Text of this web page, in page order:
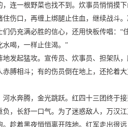
连一根野菜也找不到。炊事员悄悄摸
伤口，再缠上绑腿止住血，继续战斗
仍充满必胜的信心，还用快板传唱：“
喝，一样止住渴。”
发起猛攻。宣传员、炊事员、担架队
膊相斗；有的伤员倒在地上，还抡着大
水奔腾，金光跳跃。红四十三团终于接
，长舒一口气。为了迷惑敌人，万汉
趁着黑夜悄悄离开阵地。红军走出很